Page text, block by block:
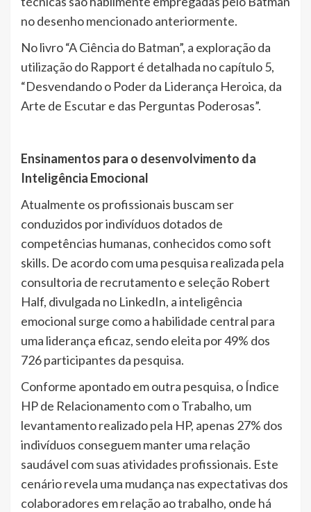
no desenho mencionado anteriormente.
No livro “A Ciência do Batman”, a exploração da
utilização do Rapport é detalhada no capítulo 5,
“Desvendando o Poder da Liderança Heroica, da
Arte de Escutar e das Perguntas Poderosas”.
Ensinamentos para o desenvolvimento da
Inteligência Emocional
Atualmente os profissionais buscam ser
conduzidos por indivíduos dotados de
competências humanas, conhecidos como soft
skills. De acordo com uma pesquisa realizada pela
consultoria de recrutamento e seleção Robert
Half, divulgada no LinkedIn, a inteligência
emocional surge como a habilidade central para
uma liderança eficaz, sendo eleita por 49% dos
726 participantes da pesquisa.
Conforme apontado em outra pesquisa, o Índice
HP de Relacionamento com o Trabalho, um
levantamento realizado pela HP, apenas 27% dos
indivíduos conseguem manter uma relação
saudável com suas atividades profissionais. Este
cenário revela uma mudança nas expectativas dos
colaboradores em relação ao trabalho, onde há